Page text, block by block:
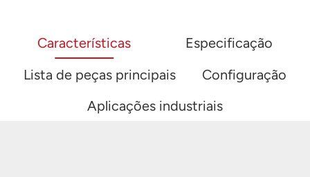
Características
Especificação
Lista de peças principais
Configuração
Aplicações industriais